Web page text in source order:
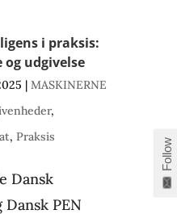
i praksis:
udgivelse
| MASKINERNE
,
, Praksis
Dansk
PEN
Follow